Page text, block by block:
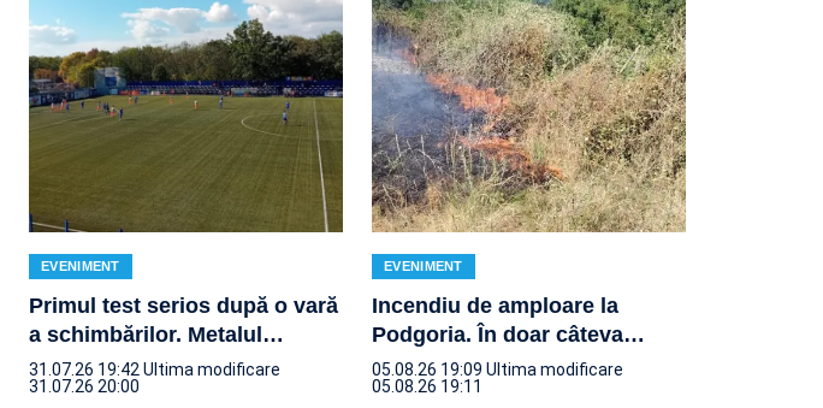
EVENIMENT
Primul test serios după o vară
a schimbărilor. Metalul…
31.07.26 19:42 Ultima modificare
31.07.26 20:00
EVENIMENT
Incendiu de amploare la
Podgoria. În doar câteva…
05.08.26 19:09 Ultima modificare
05.08.26 19:11